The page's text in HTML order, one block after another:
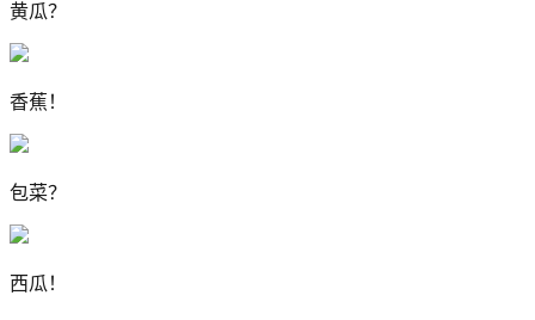
黄瓜？
香蕉！
包菜？
西瓜！